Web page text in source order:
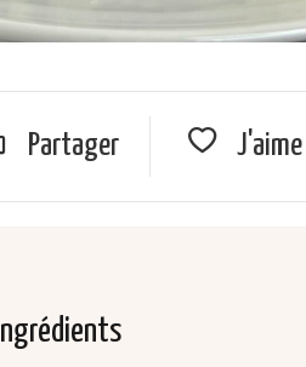
Partager J'aime
Ingrédients